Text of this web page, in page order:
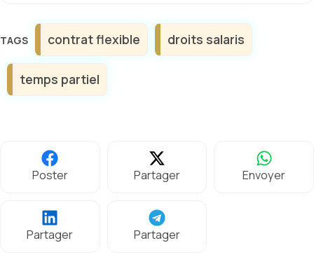
Étiquettes
contrat flexible droits salaris
temps partiel
Poster Partager Envoyer
Partager Partager